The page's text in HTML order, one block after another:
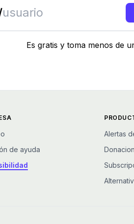
Es gratis y toma menos de
de ayuda
Alertas